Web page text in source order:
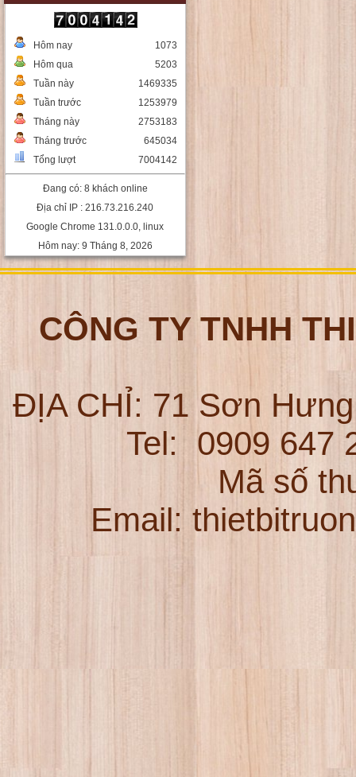
Hôm nay
1073
Hôm qua
5203
Tuần này
1469335
Tuần trước
1253979
Tháng này
2753183
Tháng trước
645034
Tổng lượt
7004142
Đang có: 8 khách online
Địa chỉ IP : 216.73.216.240
Google Chrome 131.0.0.0, linux
Hôm nay: 9 Tháng 8, 2026
CÔNG TY TNHH
ĐỊA CHỈ: 71 Sơn
Tel: 0909
Mã số
Email: